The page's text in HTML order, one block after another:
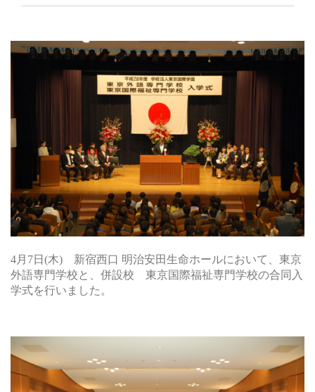
4月7日(木) 新宿西口 明治安田生命ホールにおいて、東京
外語専門学校と、併設校 東京国際福祉専門学校の合同入
学式を行いました。